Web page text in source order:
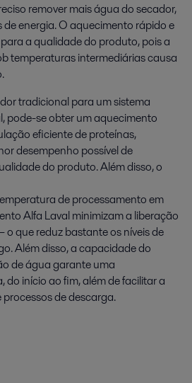
remover mais água do secador,
energia. O aquecimento rápido e
a qualidade do produto, pois a
temperaturas intermediárias causa
tradicional para um sistema
pode-se obter um aquecimento
eficiente de proteínas,
desempenho possível de
do produto. Além disso, o
de processamento em
Alfa Laval minimizam a liberação
o que reduz bastante os níveis de
Além disso, a capacidade do
de água garante uma
início ao fim, além de facilitar a
de descarga.